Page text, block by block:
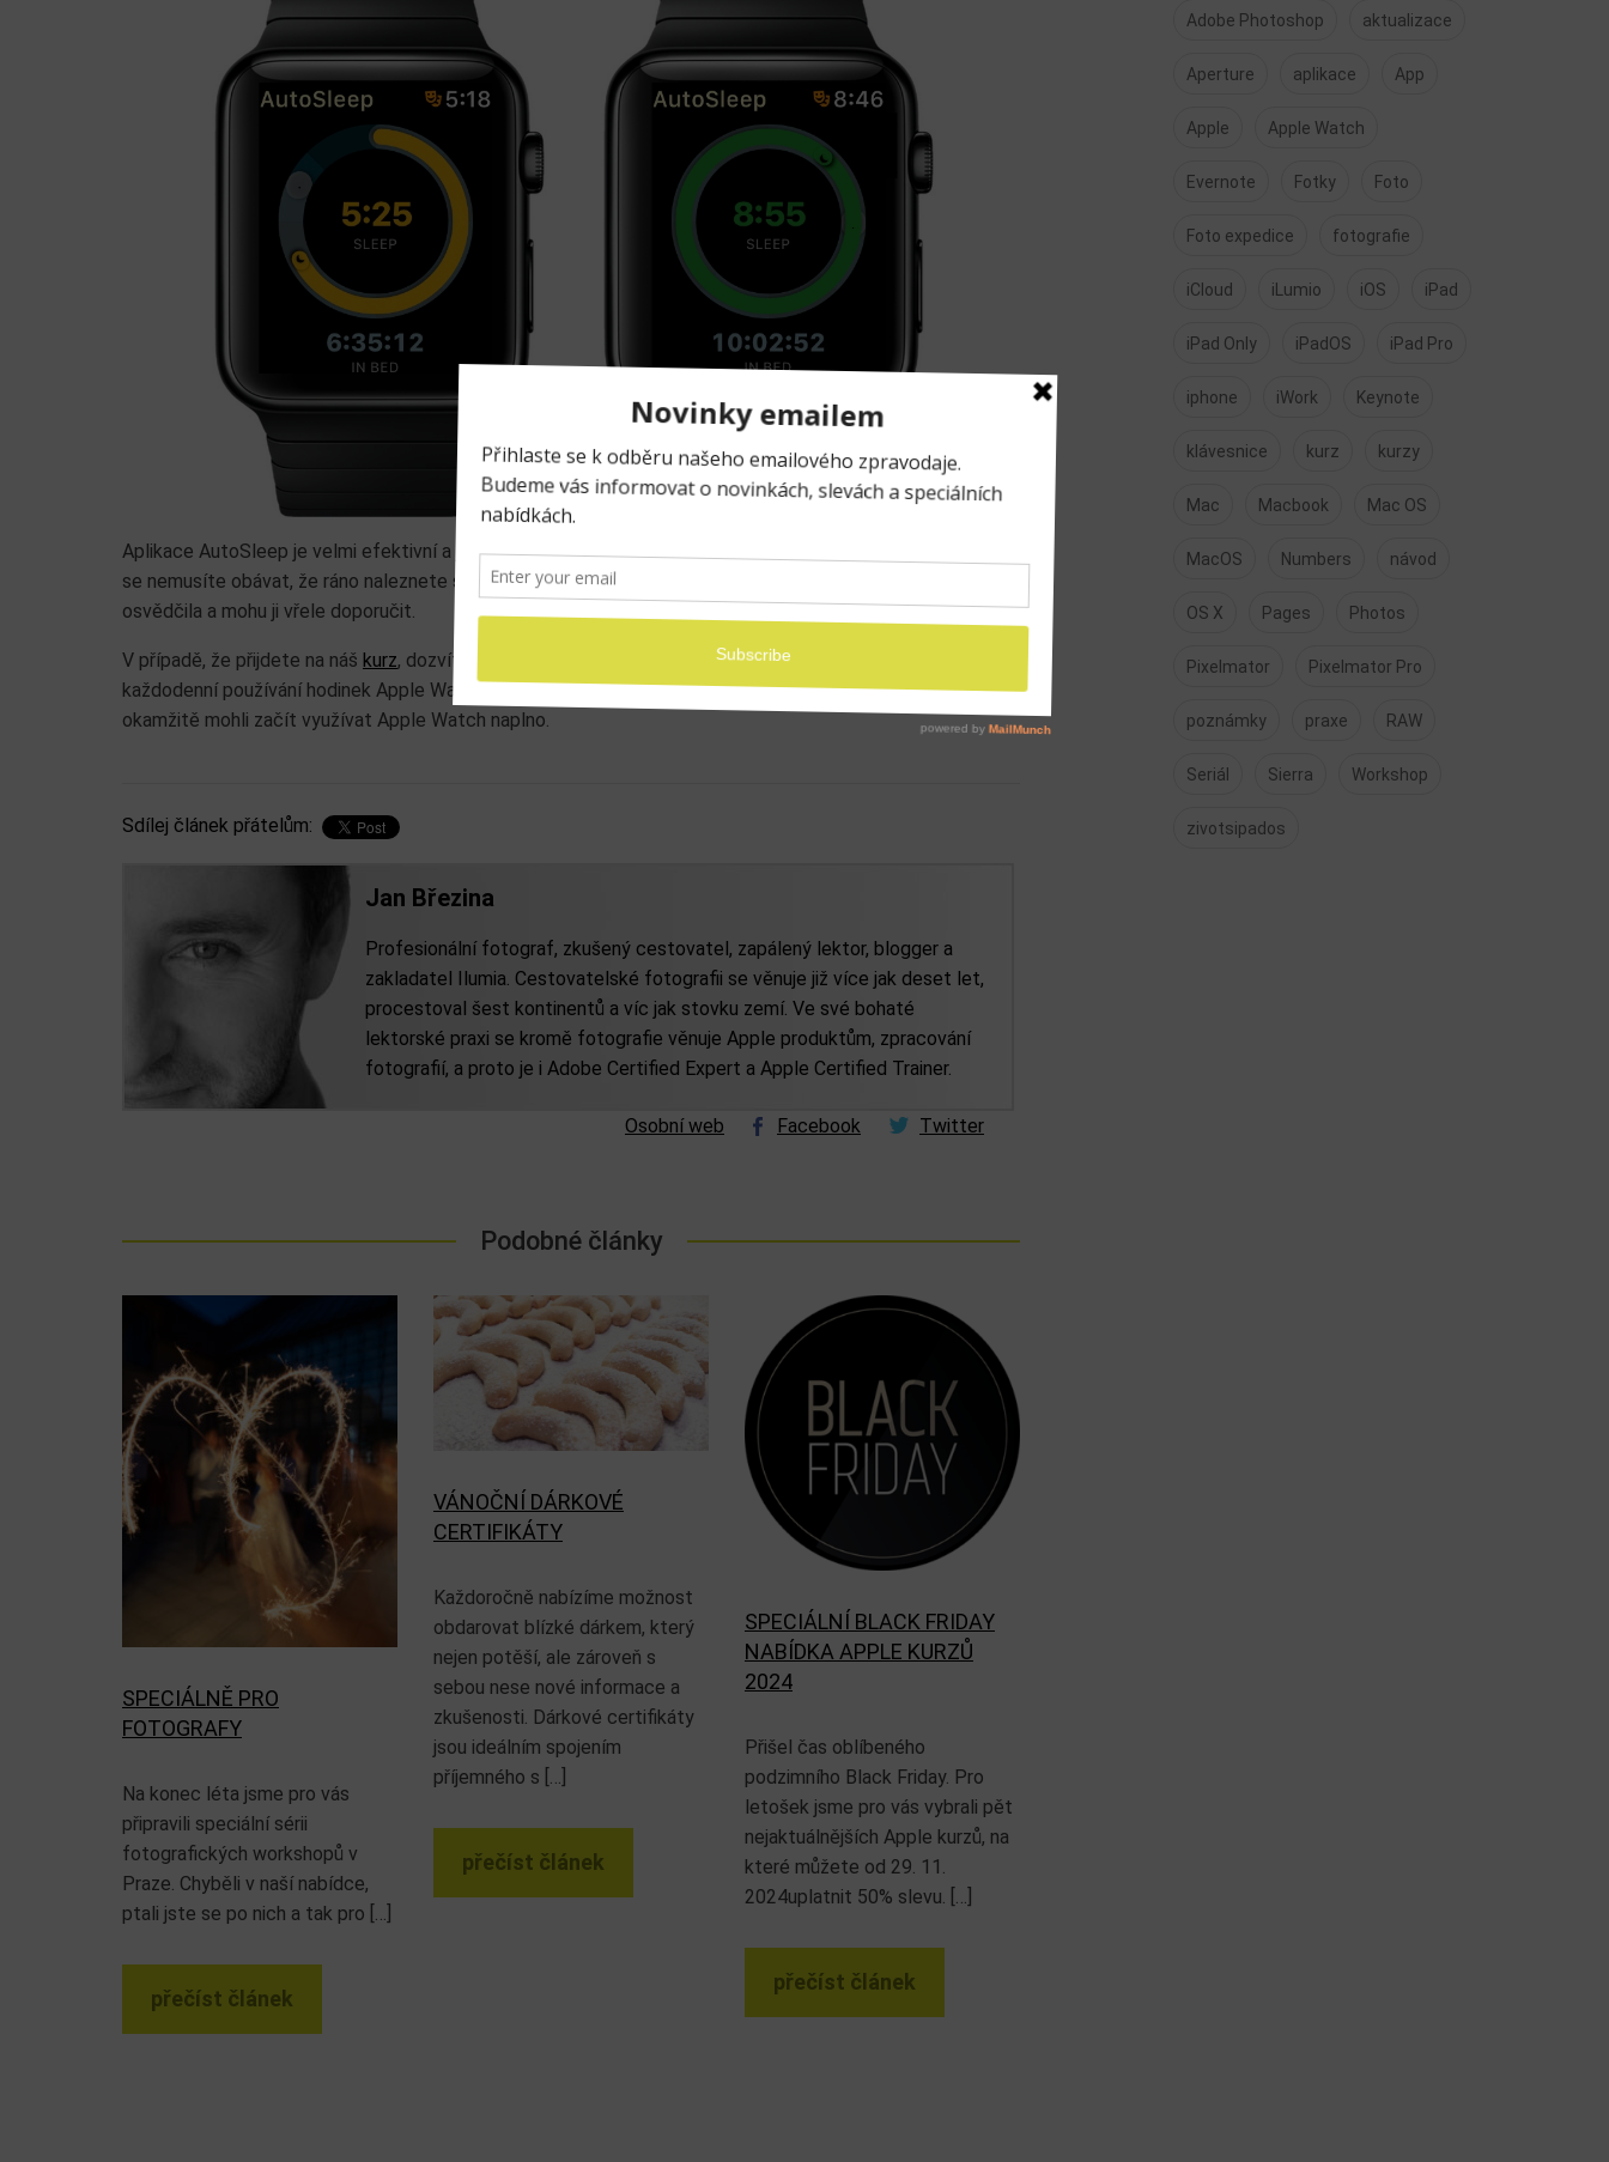
Aplikace AutoSleep je velmi efektivní a jednoduchá. Je plně optimalizovaná pro Apple Watch a rozhodně
se nemusíte obávat, že ráno naleznete své hodinky na zápěstí bez potřebné energie. Aplikace se mi
osvědčila a mohu ji vřele doporučit.
V případě, že přijdete na náš kurz, dozvíte se hlubší informace o tom, jak zefektivnit a zpříjemnit
každodenní používání hodinek Apple Watch. Z kurzu odejdete s maximem informací k tomu, abyste
okamžitě mohli začít využívat Apple Watch naplno.
Sdílej článek přátelům:
Jan Březina
Profesionální fotograf, zkušený cestovatel, zapálený lektor, blogger a
zakladatel Ilumia. Cestovatelské fotografii se věnuje již více jak deset let,
procestoval šest kontinentů a víc jak stovku zemí. Ve své bohaté
lektorské praxi se kromě fotografie věnuje Apple produktům, zpracování
fotografií, a proto je i Adobe Certified Expert a Apple Certified Trainer.
Osobní web Facebook Twitter
Podobné články
SPECIÁLNĚ PRO
FOTOGRAFY
Na konec léta jsme pro vás
připravili speciální sérii
fotografických workshopů v
Praze. Chyběli v naší nabídce,
ptali jste se po nich a tak pro […]
přečíst článek
VÁNOČNÍ DÁRKOVÉ
CERTIFIKÁTY
Každoročně nabízíme možnost
obdarovat blízké dárkem, který
nejen potěší, ale zároveň s
sebou nese nové informace a
zkušenosti. Dárkové certifikáty
jsou ideálním spojením
příjemného s […]
přečíst článek
SPECIÁLNÍ BLACK FRIDAY
NABÍDKA APPLE KURZŮ
2024
Přišel čas oblíbeného
podzimního Black Friday. Pro
letošek jsme pro vás vybrali pět
nejaktuálnějších Apple kurzů, na
které můžete od 29. 11.
2024uplatnit 50% slevu. […]
přečíst článek
Adobe Photoshop aktualizace
Aperture aplikace App
Apple Apple Watch
Evernote Fotky Foto
Foto expedice fotografie
iCloud iLumio iOS iPad
iPad Only iPadOS iPad Pro
iphone iWork Keynote
klávesnice kurz kurzy
Mac Macbook Mac OS
MacOS Numbers návod
OS X Pages Photos
Pixelmator Pixelmator Pro
poznámky praxe RAW
Seriál Sierra Workshop
zivotsipados